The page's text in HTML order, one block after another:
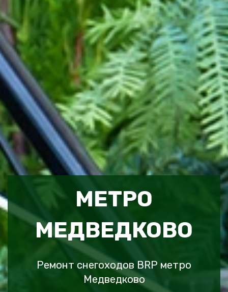
МЕТРО
МЕДВЕДКОВО
Ремонт снегоходов BRP метро
Медведково